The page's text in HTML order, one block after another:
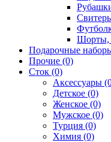
Шорты,
Подарочные
Прочие (0)
Сток (0)
Аксессуары
Детское (0)
Женское (0)
Мужское (0)
Турция (0)
Химия (0)